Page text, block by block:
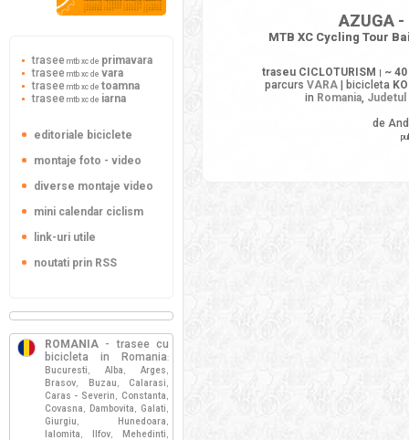
AZUGA -
MTB XC Cycling Tour
traseu CICLOTURISM
~
parcurs VARA | bicicleta
in Romania, Judetul
de
trasee mtb xc de primavara
trasee mtb xc de vara
trasee mtb xc de toamna
trasee mtb xc de iarna
editoriale biciclete
montaje foto - video
diverse montaje video
mini calendar ciclism
link-uri utile
noutati prin RSS
ROMANIA - trasee cu
bicicleta in Romania:
Bucuresti , Alba , Arges ,
Brasov, Buzau , Calarasi ,
Caras - Severin , Constanta ,
Covasna , Dambovita , Galati ,
Giurgiu , Hunedoara ,
Ialomita , Ilfov, Mehedinti ,